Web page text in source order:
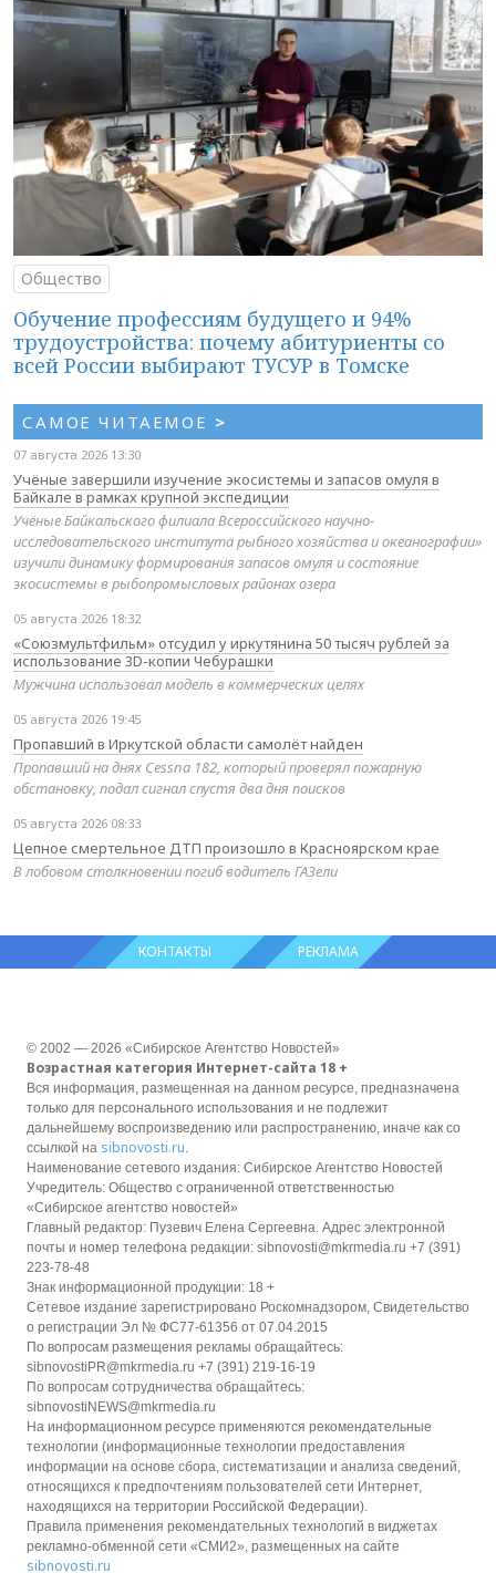
Общество
Обучение профессиям будущего и 94%
трудоустройства: почему абитуриенты со
всей России выбирают ТУСУР в Томске
САМОЕ ЧИТАЕМОЕ >
07 августа 2026 13:30
Учёные завершили изучение экосистемы и запасов омуля в
Байкале в рамках крупной экспедиции
Учёные Байкальского филиала Всероссийского научно-
исследовательского института рыбного хозяйства и океанографии»
изучили динамику формирования запасов омуля и состояние
экосистемы в рыбопромысловых районах озера
05 августа 2026 18:32
«Союзмультфильм» отсудил у иркутянина 50 тысяч рублей за
использование 3D-копии Чебурашки
Мужчина использовал модель в коммерческих целях
05 августа 2026 19:45
Пропавший в Иркутской области самолёт найден
Пропавший на днях Cessna 182, который проверял пожарную
обстановку, подал сигнал спустя два дня поисков
05 августа 2026 08:33
Цепное смертельное ДТП произошло в Красноярском крае
В лобовом столкновении погиб водитель ГАЗели
КОНТАКТЫ РЕКЛАМА
© 2002 — 2026 «Сибирское Агентство Новостей»
Возрастная категория Интернет-сайта 18 +
Вся информация, размещенная на данном ресурсе, предназначена
только для персонального использования и не подлежит
дальнейшему воспроизведению или распространению, иначе как со
ссылкой на sibnovosti.ru
Наименование сетевого издания: Сибирское Агентство Новостей
Учредитель: Общество с ограниченной ответственностью
«Сибирское агентство новостей»
Главный редактор: Пузевич Елена Сергеевна. Адрес электронной
почты и номер телефона редакции: sibnovosti@mkrmedia.ru +7 (391)
223-78-48
Знак информационной продукции: 18 +
Сетевое издание зарегистрировано Роскомнадзором, Свидетельство
о регистрации Эл № ФС77-61356 от 07.04.2015
По вопросам размещения рекламы обращайтесь:
sibnovostiPR@mkrmedia.ru +7 (391) 219-16-19
По вопросам сотрудничества обращайтесь:
sibnovostiNEWS@mkrmedia.ru
На информационном ресурсе применяются рекомендательные
технологии (информационные технологии предоставления
информации на основе сбора, систематизации и анализа сведений,
относящихся к предпочтениям пользователей сети Интернет,
находящихся на территории Российской Федерации).
Правила применения рекомендательных технологий в виджетах
рекламно-обменной сети «СМИ2», размещенных на сайте
sibnovosti.ru